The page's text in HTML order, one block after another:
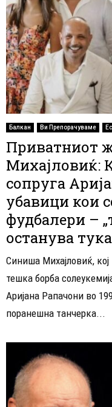
Балкан Ви Препорачуваме
Приватниот
Михајловиќ:
сопруга
убавици кои
фудбалери –
останува
Синиша Михајловиќ,
тешка борба
Аријана Рапачони во
поранешна танчерка...